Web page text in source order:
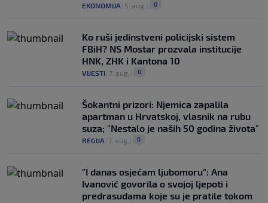
EKONOMIJA 5. aug. 0
Ko ruši jedinstveni policijski sistem
FBiH? NS Mostar prozvala institucije
HNK, ZHK i Kantona 10
VIJESTI 7. aug. 0
Šokantni prizori: Njemica zapalila
apartman u Hrvatskoj, vlasnik na rubu
suza; "Nestalo je naših 50 godina života"
REGIJA 7. aug. 0
"I danas osjećam ljubomoru": Ana
Ivanović govorila o svojoj ljepoti i
predrasudama koje su je pratile tokom